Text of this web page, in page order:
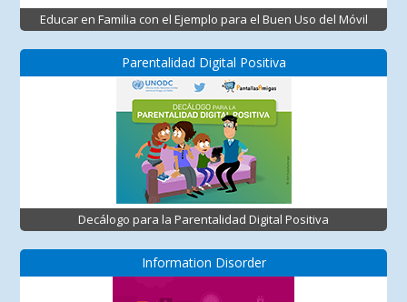
Educar en Familia con el Ejemplo para el Buen Uso del Móvil
Parentalidad Digital Positiva
Decálogo para la Parentalidad Digital Positiva
Information Disorder